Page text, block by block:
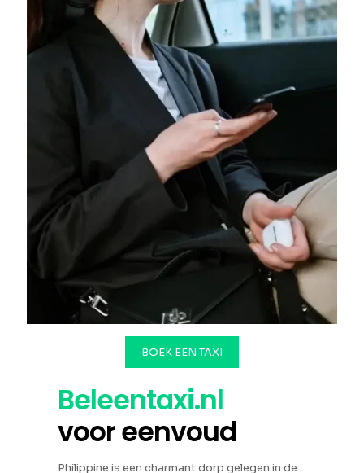
BOEK EEN TAXI
Beleentaxi.nl
voor eenvoud
Philippine is een charmant dorp gelegen in de